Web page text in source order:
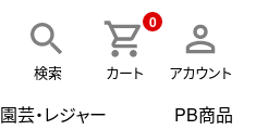
検索 カート
0
アカウント
園芸・レジャー PB商品